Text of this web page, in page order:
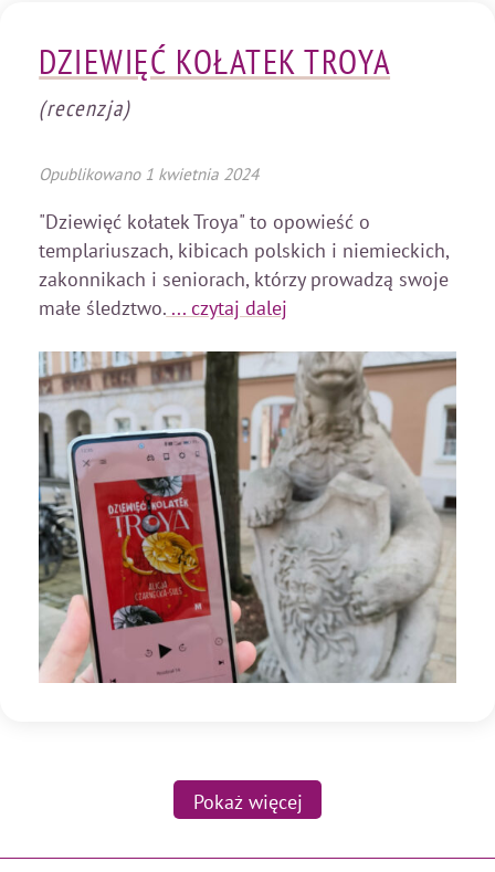
DZIEWIĘĆ KOŁATEK TROYA
(recenzja)
Opublikowano 1 kwietnia 2024
"Dziewięć kołatek Troya" to opowieść o
templariuszach, kibicach polskich i niemieckich,
zakonnikach i seniorach, którzy prowadzą swoje
małe śledztwo. ... czytaj dalej
Pokaż więcej